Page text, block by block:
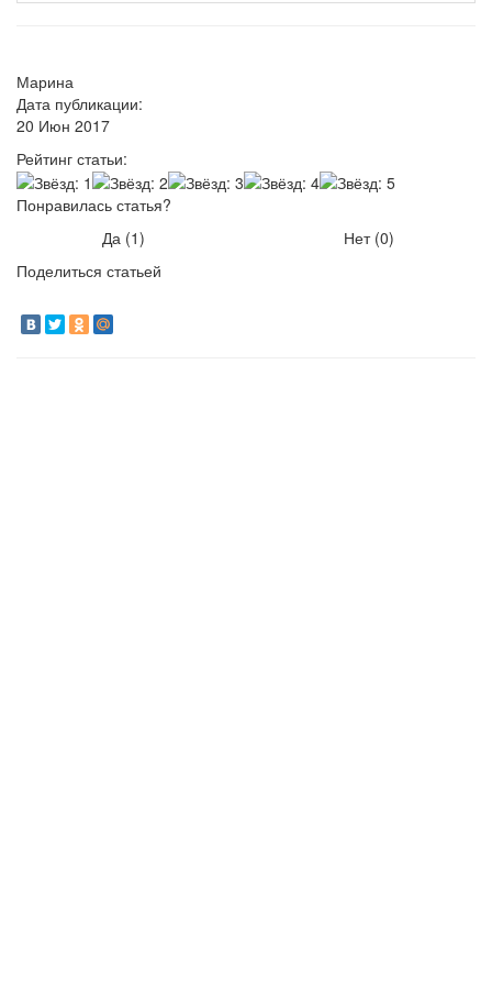
Марина
Дата публикации:
20 Июн 2017
Рейтинг статьи:
Понравилась статья?
Да (1) Нет (0)
Поделиться статьей